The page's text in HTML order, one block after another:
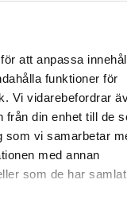
att anpassa
funktioner för
Vi vidarebefordrar
från din enhet till de
som vi samarbetar
med annan
som de har